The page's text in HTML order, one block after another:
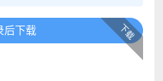
下载
后下载